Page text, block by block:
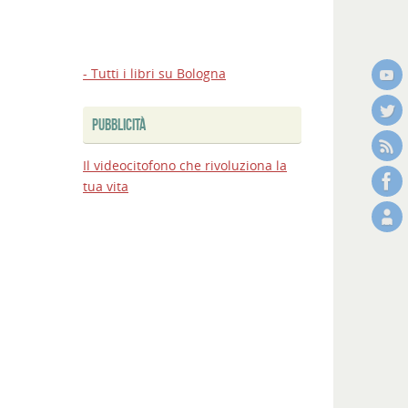
- Tutti i libri su Bologna
PUBBLICITÀ
Il videocitofono che rivoluziona la
tua vita